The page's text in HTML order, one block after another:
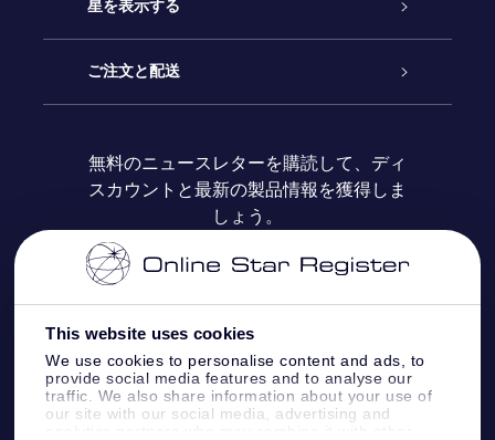
This website uses cookies
We use cookies to personalise content and ads, to
provide social media features and to analyse our
traffic. We also share information about your use of
our site with our social media, advertising and
お問い合わせ
ブログ
レビュー
Online Starギフト
OSRギフトパック
OSR ギフトカード
法人ギフト
星を表示する
星の登録
カスタマイズされたStar Page
One Million Stars
OSR Starsaver
星間飛行VRアプリ
ご注文と配送
お支払いに関する情報
配送に関する情報
返品ポリシ
星座
無料のニュースレターを購読して、ディ
スカウントと最新の製品情報を獲得しま
しょう。